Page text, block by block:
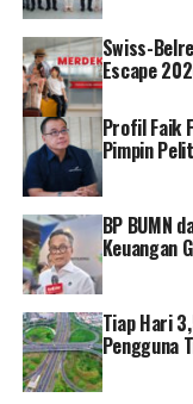
Swiss-
Escape
Profil Faik
Pimpin
BP BUMN
Keuangan
Tiap Hari
Pengguna